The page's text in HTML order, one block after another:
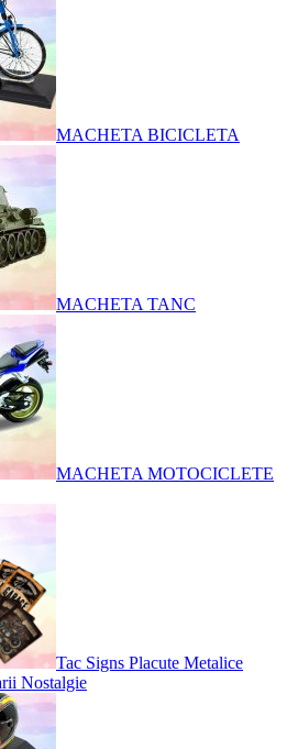
MACHETA BICICLETA
MACHETA TANC
MACHETA MOTOCICLETE
Tac Signs Placute Metalice
Nostalgie